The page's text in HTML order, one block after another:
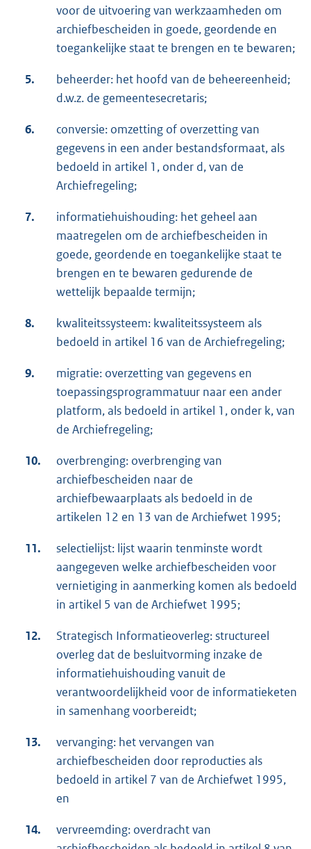
voor de uitvoering van werkzaamheden om
archiefbescheiden in goede, geordende en
toegankelijke staat te brengen en te bewaren;
5.
beheerder: het hoofd van de beheereenheid;
d.w.z. de gemeentesecretaris;
6.
conversie: omzetting of overzetting van
gegevens in een ander bestandsformaat, als
bedoeld in artikel 1, onder d, van de
Archiefregeling;
7.
informatiehuishouding: het geheel aan
maatregelen om de archiefbescheiden in
goede, geordende en toegankelijke staat te
brengen en te bewaren gedurende de
wettelijk bepaalde termijn;
8.
kwaliteitssysteem: kwaliteitssysteem als
bedoeld in artikel 16 van de Archiefregeling;
9.
migratie: overzetting van gegevens en
toepassingsprogrammatuur naar een ander
platform, als bedoeld in artikel 1, onder k, van
de Archiefregeling;
10.
overbrenging: overbrenging van
archiefbescheiden naar de
archiefbewaarplaats als bedoeld in de
artikelen 12 en 13 van de Archiefwet 1995;
11.
selectielijst: lijst waarin tenminste wordt
aangegeven welke archiefbescheiden voor
vernietiging in aanmerking komen als bedoeld
in artikel 5 van de Archiefwet 1995;
12.
Strategisch Informatieoverleg: structureel
overleg dat de besluitvorming inzake de
informatiehuishouding vanuit de
verantwoordelijkheid voor de informatieketen
in samenhang voorbereidt;
13.
vervanging: het vervangen van
archiefbescheiden door reproducties als
bedoeld in artikel 7 van de Archiefwet 1995,
en
14.
vervreemding: overdracht van